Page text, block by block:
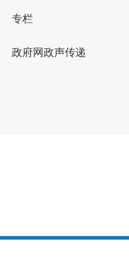
专栏
政府网政声传递